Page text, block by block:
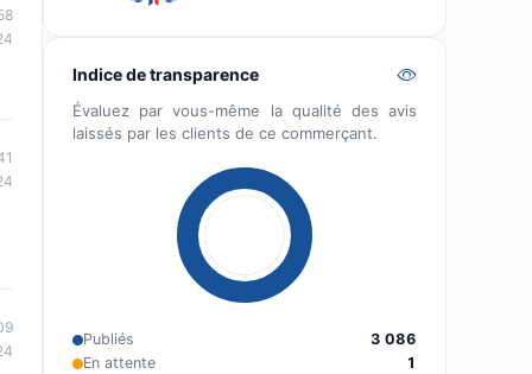
Indice de transparence
Évaluez par vous-même la qualité des avis
laissés par les clients de ce commerçant.
Publiés
3 086
En attente
1